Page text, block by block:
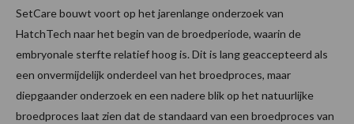
SetCare bouwt voort op het jarenlange onderzoek van
HatchTech naar het begin van de broedperiode, waarin de
embryonale sterfte relatief hoog is. Dit is lang geaccepteerd als
een onvermijdelijk onderdeel van het broedproces, maar
diepgaander onderzoek en een nadere blik op het natuurlijke
broedproces laat zien dat de standaard van een broedproces van